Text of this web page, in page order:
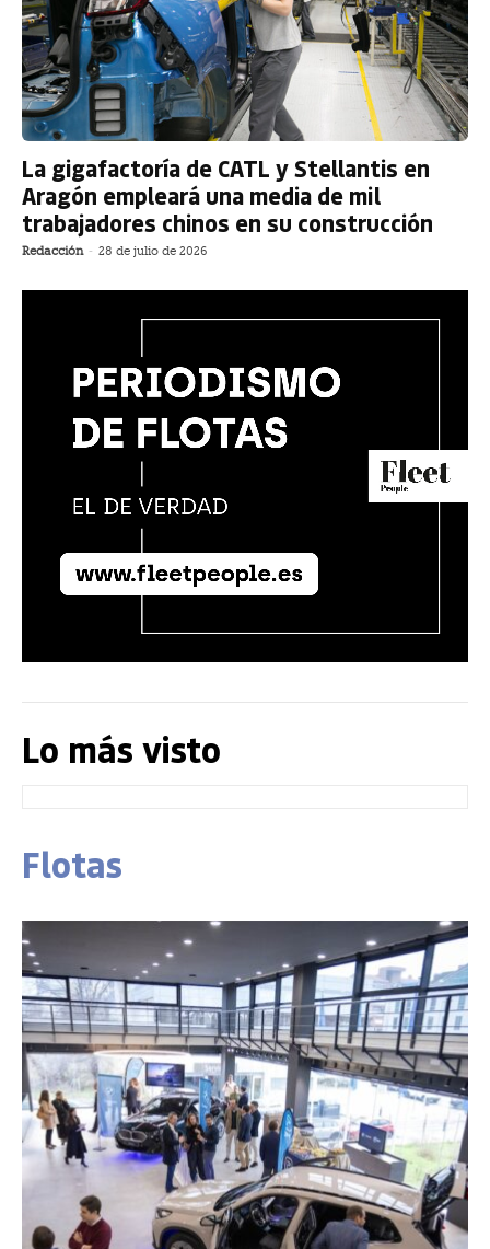
La gigafactoría de CATL y Stellantis en
Aragón empleará una media de mil
trabajadores chinos en su construcción
Redacción - 28 de julio de 2026
Lo más visto
Flotas